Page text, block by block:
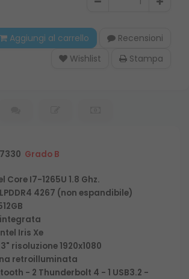
Aggiungi al carrello
Recensioni
Wishlist
Stampa
7330 Grado B
Core I7-1265U 1.8 Ghz.
4267 (non espandibile)
Iris Xe
risoluzione 1920x1080
retroilluminata
- 2 Thunderbolt 4 - 1 USB3.2 -